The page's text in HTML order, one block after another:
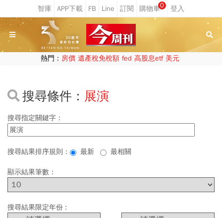
0
熱門： 房價 遺產稅免稅額 fed 高股息etf 美元
搜尋條件： 展演
搜尋指定關鍵字：
搜尋結果排序規則： 最新 最相關
顯示結果筆數：
搜尋結果限定年份 :